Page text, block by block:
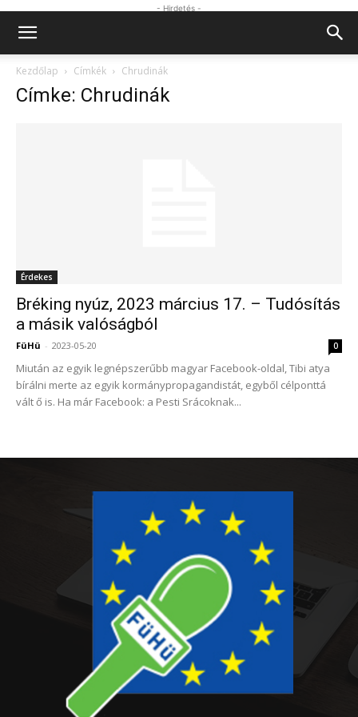
- Hirdetés -
Kezdőlap Címkék Chrudinák
Címke: Chrudinák
Érdekes
Bréking nyúz, 2023 március 17. – Tudósítás
a másik valóságból
FüHü - 2023-05-20 0
Miután az egyik legnépszerűbb magyar Facebook-oldal, Tibi atya
bírálni merte az egyik kormánypropagandistát, egyből célponttá
vált ő is. Ha már Facebook: a Pesti Srácoknak...